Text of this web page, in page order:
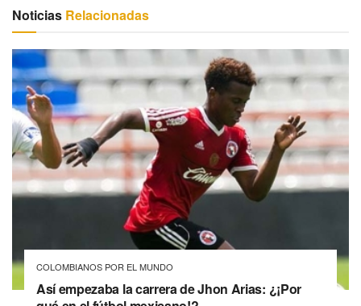
Noticias Relacionadas
COLOMBIANOS POR EL MUNDO
Así empezaba la carrera de Jhon Arias: ¿¡Por